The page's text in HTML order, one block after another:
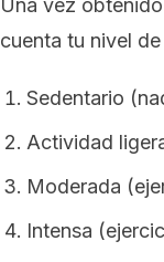
Una vez
cuenta tu nivel
Sedentario
Actividad
Moderada
Intensa